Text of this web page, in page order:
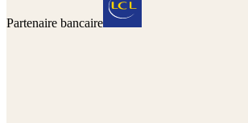
Partenaire bancaire